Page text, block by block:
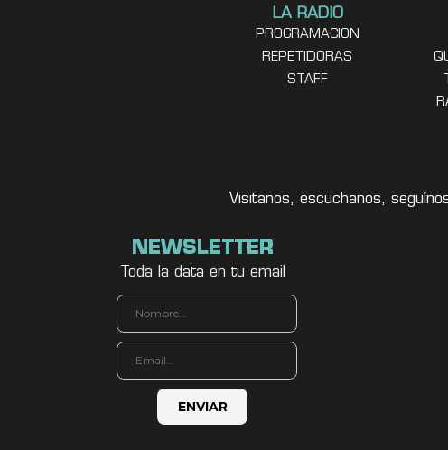
LA RADIO
PROGRAMACION
REPETIDORAS
STAFF
Visitanos, escuchanos,
NEWSLETTER
Toda la data en tu email